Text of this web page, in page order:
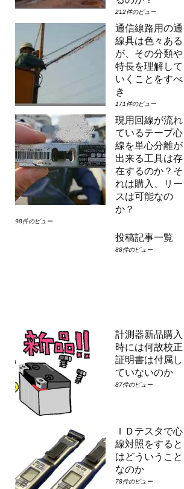
212件のビュー
通信線路用の通
線具は色々ある
が、その分類や
特長を理解して
いくことをすべ
き
171件のビュー
現用回線が流れ
ているテープ心
線を単心分離が
出来る工具は存
在するのか？そ
れは購入、リー
スは可能なの
か？
98件のビュー
投稿記事一覧
88件のビュー
計測器新品購入
時には何故校正
証明書は付属し
ていないのか
87件のビュー
ＩＤテスタで心
線対照をすると
はどういうこと
なのか
78件のビュー